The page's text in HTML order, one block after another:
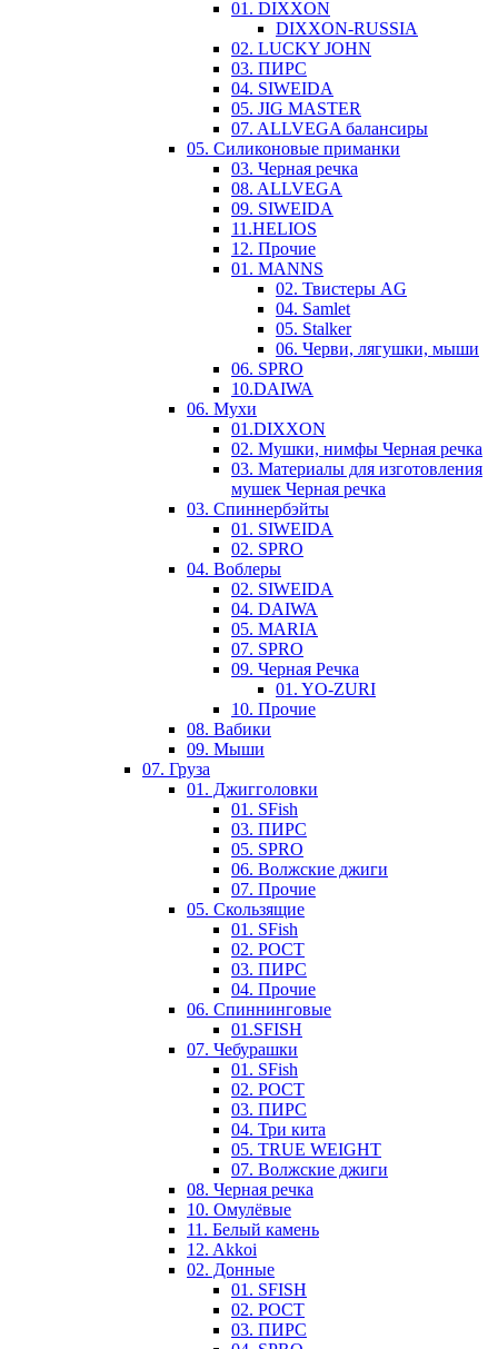
01. DIXXON
DIXXON-RUSSIA
02. LUCKY JOHN
03. ПИРС
04. SIWEIDA
05. JIG MASTER
07. ALLVEGA балансиры
05. Силиконовые приманки
03. Черная речка
08. ALLVEGA
09. SIWEIDA
11.HELIOS
12. Прочие
01. MANNS
02. Твистеры AG
04. Samlet
05. Stalker
06. Черви, лягушки, мыши
06. SPRO
10.DAIWA
06. Мухи
01.DIXXON
02. Мушки, нимфы Черная речка
03. Материалы для изготовления
мушек Черная речка
03. Cпиннербэйты
01. SIWEIDA
02. SPRO
04. Воблеры
02. SIWEIDA
04. DAIWA
05. MARIA
07. SPRO
09. Черная Речка
01. YO-ZURI
10. Прочие
08. Вабики
09. Мыши
07. Груза
01. Джигголовки
01. SFish
03. ПИРС
05. SPRO
06. Волжские джиги
07. Прочие
05. Скользящие
01. SFish
02. РОСТ
03. ПИРС
04. Прочие
06. Спиннинговые
01.SFISH
07. Чебурашки
01. SFish
02. РОСТ
03. ПИРС
04. Три кита
05. TRUE WEIGHT
07. Волжские джиги
08. Черная речка
10. Омулёвые
11. Белый камень
12. Akkoi
02. Донные
01. SFISH
02. РОСТ
03. ПИРС